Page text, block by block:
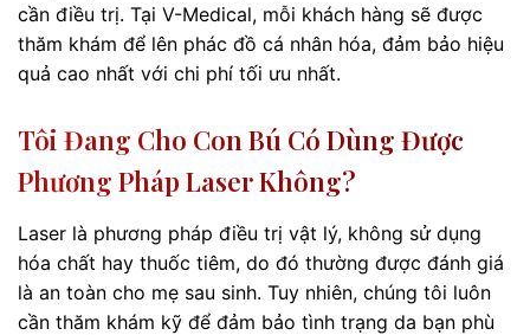
cần điều trị. Tại V-Medical, mỗi khách hàng sẽ được
thăm khám để lên phác đồ cá nhân hóa, đảm bảo hiệu
quả cao nhất với chi phí tối ưu nhất.
Tôi Đang Cho Con Bú Có Dùng Được
Phương Pháp Laser Không?
Laser là phương pháp điều trị vật lý, không sử dụng
hóa chất hay thuốc tiêm, do đó thường được đánh giá
là an toàn cho mẹ sau sinh. Tuy nhiên, chúng tôi luôn
cần thăm khám kỹ để đảm bảo tình trạng da bạn phù